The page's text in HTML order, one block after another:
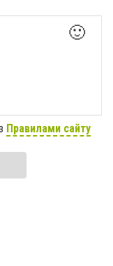
🙂
Правилами сайту